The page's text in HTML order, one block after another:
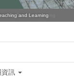
Student Learning
and Learning
資訊